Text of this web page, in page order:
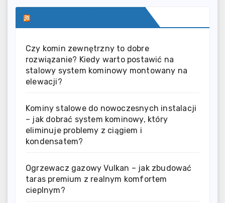
Czy komin zewnętrzny to dobre
rozwiązanie? Kiedy warto postawić na
stalowy system kominowy montowany na
elewacji?
Kominy stalowe do nowoczesnych instalacji
– jak dobrać system kominowy, który
eliminuje problemy z ciągiem i
kondensatem?
Ogrzewacz gazowy Vulkan – jak zbudować
taras premium z realnym komfortem
cieplnym?